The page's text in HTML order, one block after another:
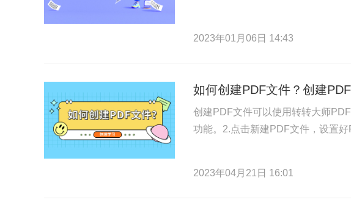
2023年01月06日 14:43
如何创建PDF文件？创建
创建PDF文件可以使用转转大师
功能。2.点击新建PDF文件，设置
2023年04月21日 16:01